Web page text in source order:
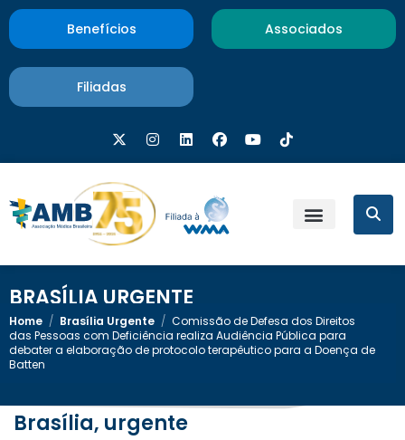
Benefícios Associados
Filiadas
BRASÍLIA URGENTE
Home / Brasília Urgente / Comissão de Defesa dos Direitos
das Pessoas com Deficiência realiza Audiência Pública para
debater a elaboração de protocolo terapêutico para a Doença de
Batten
Brasília, urgente